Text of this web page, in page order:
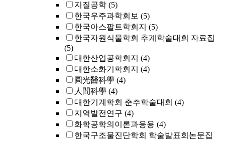
지질공학 (5)
한국우주과학회보 (5)
한국아스팔트학회지 (5)
한국자원식물학회 추계학술대회 자료집
(5)
대한산업공학회지 (4)
대한소화기학회지 (4)
圓光醫科學 (4)
人間科學 (4)
대한기계학회 춘추학술대회 (4)
지역발전연구 (4)
화학공학의이론과응용 (4)
한국구조물진단학회 학술발표회논문집